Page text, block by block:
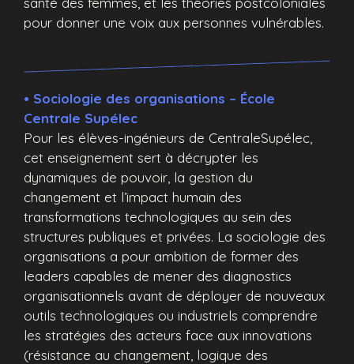
pour donner une voix aux personnes vulnérables.
• Sociologie des organisations – École
Centrale Supélec
Pour les élèves-ingénieurs de CentraleSupélec,
cet enseignement sert à décrypter les
dynamiques de pouvoir, la gestion du
changement et l’impact humain des
transformations technologiques au sein des
structures publiques et privées. La sociologie des
organisations a pour ambition de former des
leaders capables de mener des diagnostics
organisationnels avant de déployer de nouveaux
outils technologiques ou industriels comprendre
les stratégies des acteurs face aux innovations
(résistance au changement, logique des